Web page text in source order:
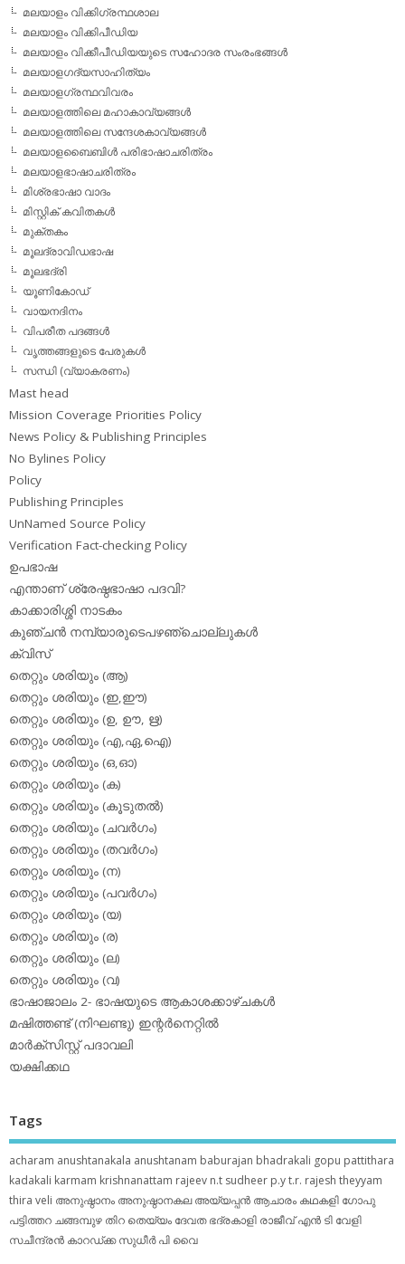
മലയാളം വിക്കിഗ്രന്ഥശാല
മലയാളം വിക്കിപീഡിയ
മലയാളം വിക്കീപീഡിയയുടെ സഹോദര സംരംഭങ്ങള്‍
മലയാളഗദ്യസാഹിത്യം
മലയാളഗ്രന്ഥവിവരം
മലയാളത്തിലെ മഹാകാവ്യങ്ങള്‍
മലയാളത്തിലെ സന്ദേശകാവ്യങ്ങള്‍
മലയാളബൈബിള്‍ പരിഭാഷാചരിത്രം
മലയാളഭാഷാചരിത്രം
മിശ്രഭാഷാ വാദം
മിസ്റ്റിക് കവിതകള്‍
മുക്തകം
മൂലദ്രാവിഡഭാഷ
മൂലഭദ്രി
യൂണികോഡ്
വായനദിനം
വിപരീത പദങ്ങള്‍
വൃത്തങ്ങളുടെ പേരുകള്‍
സന്ധി (വ്യാകരണം)
Mast head
Mission Coverage Priorities Policy
News Policy & Publishing Principles
No Bylines Policy
Policy
Publishing Principles
UnNamed Source Policy
Verification Fact-checking Policy
ഉപഭാഷ
എന്താണ് ശ്രേഷ്ഠഭാഷാ പദവി?
കാക്കാരിശ്ശി നാടകം
കുഞ്ചന്‍ നമ്പ്യാരുടെപഴഞ്ചൊല്ലുകള്‍
ക്വിസ്
തെറ്റും ശരിയും (ആ)
തെറ്റും ശരിയും (ഇ,ഈ)
തെറ്റും ശരിയും (ഉ, ഊ, ഋ)
തെറ്റും ശരിയും (എ,ഏ,ഐ)
തെറ്റും ശരിയും (ഒ,ഓ)
തെറ്റും ശരിയും (ക)
തെറ്റും ശരിയും (കൂടുതല്‍)
തെറ്റും ശരിയും (ചവര്‍ഗം)
തെറ്റും ശരിയും (തവര്‍ഗം)
തെറ്റും ശരിയും (ന)
തെറ്റും ശരിയും (പവര്‍ഗം)
തെറ്റും ശരിയും (യ)
തെറ്റും ശരിയും (ര)
തെറ്റും ശരിയും (ല)
തെറ്റും ശരിയും (വ)
ഭാഷാജാലം 2- ഭാഷയുടെ ആകാശക്കാഴ്ചകള്‍
മഷിത്തണ്ട് (നിഘണ്ടു) ഇന്റര്‍നെറ്റില്‍
മാര്‍ക്‌സിസ്റ്റ് പദാവലി
യക്ഷിക്കഥ
Tags
acharam anushtanakala anushtanam baburajan bhadrakali gopu pattithara
kadakali karmam krishnanattam rajeev n.t sudheer p.yt.r. rajesh theyyam
thira veli അനുഷ്ഠാനം അനുഷ്ഠാനകല അയ്യപ്പന്‍ ആചാരം കഥകളി ഗോപു
പട്ടിത്തറ ചങ്ങമ്പുഴ തിറ തെയ്യം ദേവത ഭദ്രകാളി രാജീവ് എൻ ടി വേളി
സചീന്ദ്രന്‍ കാറഡ്ക്ക സുധീര്‍ പി വൈ